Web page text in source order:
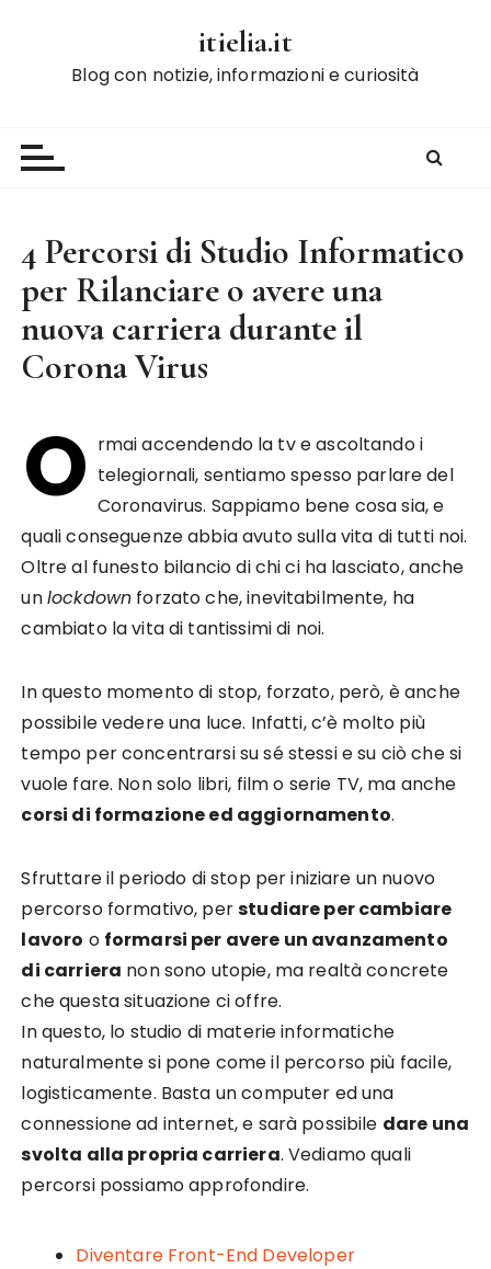
itielia.it
Blog con notizie, informazioni e curiosità
4 Percorsi di Studio Informatico
per Rilanciare o avere una
nuova carriera durante il
Corona Virus
O rmai accendendo la tv e ascoltando i
telegiornali, sentiamo spesso parlare del
Coronavirus. Sappiamo bene cosa sia, e
quali conseguenze abbia avuto sulla vita di tutti noi.
Oltre al funesto bilancio di chi ci ha lasciato, anche
unlockdown forzato che, inevitabilmente, ha
cambiato la vita di tantissimi di noi.
In questo momento di stop, forzato, però, è anche
possibile vedere una luce. Infatti, c’è molto più
tempo per concentrarsi su sé stessi e su ciò che si
vuole fare. Non solo libri, film o serie TV, ma anche
corsi di formazione ed aggiornamento.
Sfruttare il periodo di stop per iniziare un nuovo
percorso formativo, perstudiare per cambiare
lavoro o formarsi per avere un avanzamento
di carriera non sono utopie, ma realtà concrete
che questa situazione ci offre.
In questo, lo studio di materie informatiche
naturalmente si pone come il percorso più facile,
logisticamente. Basta un computer ed una
connessione ad internet, e sarà possibile dare una
svolta alla propria carriera. Vediamo quali
percorsi possiamo approfondire.
Diventare Front-End Developer